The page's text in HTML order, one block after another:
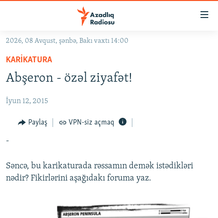
Əsas
qayıt
Əsas
naviqasiyaya
qayıt
GÜNDƏM
#İZAHLA
KORRUPSIOMETR
#ƏSLINDƏ
FƏRQƏ BAX
MULTIMEDIA
FOTOQALEREYA
HAQQIMIZDA
2026, 08 Avqust, şənbə, Bakı vaxtı 14:00
KARIKATURA
Abşeron - özəl ziyafət!
İyun 12, 2015
Paylaş VPN-siz açmaq
-
Səncə, bu karikaturada rəssamın demək istədikləri
nədir? Fikirlərini aşağıdakı foruma yaz.